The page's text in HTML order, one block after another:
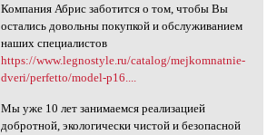
Компания Абрис заботится о том, чтобы Вы
остались довольны покупкой и обслуживанием
наших специалистов
https://www.legnostyle.ru/catalog/mejkomnatnie-
dveri/perfetto/model-p16....
Мы уже 10 лет занимаемся реализацией
добротной, экологически чистой и безопасной